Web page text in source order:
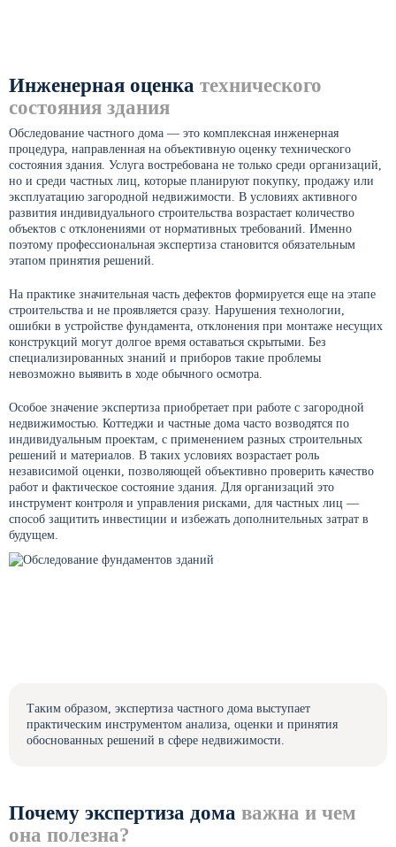
Инженерная оценка технического
состояния здания
Обследование частного дома — это комплексная инженерная
процедура, направленная на объективную оценку технического
состояния здания. Услуга востребована не только среди организаций,
но и среди частных лиц, которые планируют покупку, продажу или
эксплуатацию загородной недвижимости. В условиях активного
развития индивидуального строительства возрастает количество
объектов с отклонениями от нормативных требований. Именно
поэтому профессиональная экспертиза становится обязательным
этапом принятия решений.
На практике значительная часть дефектов формируется еще на этапе
строительства и не проявляется сразу. Нарушения технологии,
ошибки в устройстве фундамента, отклонения при монтаже несущих
конструкций могут долгое время оставаться скрытыми. Без
специализированных знаний и приборов такие проблемы
невозможно выявить в ходе обычного осмотра.
Особое значение экспертиза приобретает при работе с загородной
недвижимостью. Коттеджи и частные дома часто возводятся по
индивидуальным проектам, с применением разных строительных
решений и материалов. В таких условиях возрастает роль
независимой оценки, позволяющей объективно проверить качество
работ и фактическое состояние здания. Для организаций это
инструмент контроля и управления рисками, для частных лиц —
способ защитить инвестиции и избежать дополнительных затрат в
будущем.
Таким образом, экспертиза частного дома выступает
практическим инструментом анализа, оценки и принятия
обоснованных решений в сфере недвижимости.
Почему экспертиза дома важна и чем
она полезна?